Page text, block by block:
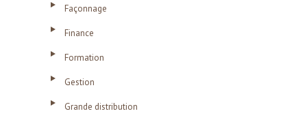
Façonnage
Finance
Formation
Gestion
Grande distribution